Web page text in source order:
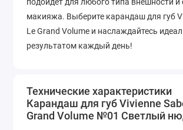
макияжа. Выберите карандаш для губ
Le Grand Volume и наслаждайтесь
результатом каждый день!
Технические характеристики
Карандаш для губ Vivienne
Grand Volume №01 Светлый